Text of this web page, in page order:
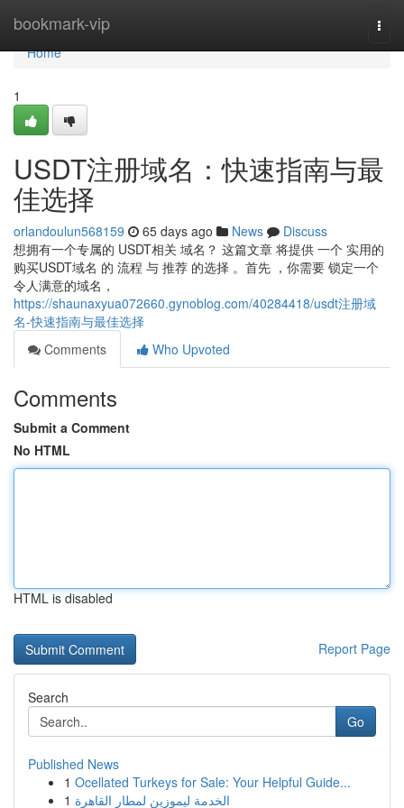
bookmark-vip
Home
Home
1
USDT注册域名：快速指南与最
佳选择
orlandoulun568159 65 days ago News
Discuss
想拥有一个专属的 USDT相关 域名？ 这篇文章 将提供 一个 实用的
购买USDT域名 的 流程 与 推荐 的选择 。首先 ，你需要 锁定一个
令人满意的域名，
https://shaunaxyua072660.gynoblog.com/40284418/usdt注册域
名-快速指南与最佳选择
Comments
Who Upvoted
Comments
Submit a Comment
No HTML
HTML is disabled
Report Page
Search
Go
Published News
1 Ocellated Turkeys for Sale: Your Helpful Guide...
1 الخدمة ليموزين لمطار القاهرة